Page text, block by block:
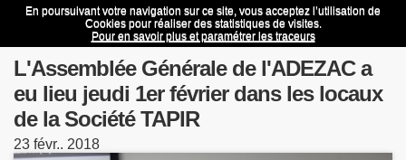
En poursuivant votre navigation sur ce site, vous acceptez l’utilisation de
Cookies pour réaliser des statistiques de visites.
Pour en savoir plus et paramétrer les traceurs
L'Assemblée Générale de l'ADEZAC a eu lieu jeudi 1er février dans les locaux de la Société TAPIR Menu
L'Assemblée Générale de l'ADEZAC a
eu lieu jeudi 1er février dans les locaux
de la Société TAPIR
23 févr.. 2018